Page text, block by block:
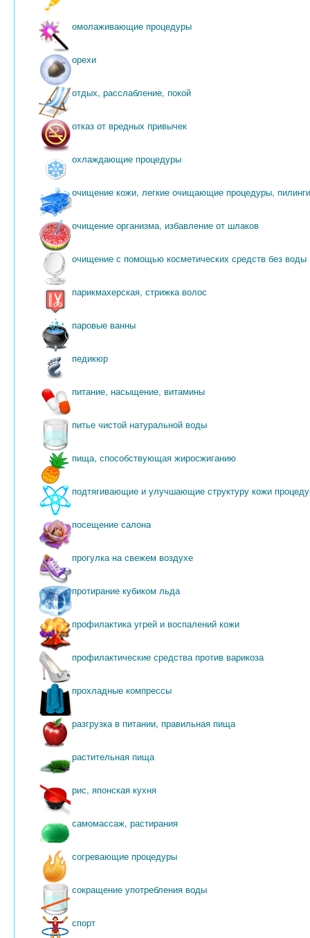
омолаживающие процедуры
орехи
отдых, расслабление, покой
отказ от вредных привычек
охлаждающие процедуры
очищение кожи, легкие очищающие процедуры,
очищение организма, избавление от шлаков
очищение с помощью косметических средств без воды
парикмахерская, стрижка волос
паровые ванны
педикюр
питание, насыщение, витамины
питье чистой натуральной воды
пища, способствующая жиросжиганию
подтягивающие и улучшающие структуру кожи
посещение салона
прогулка на свежем воздухе
протирание кубиком льда
профилактика угрей и воспалений кожи
профилактические средства против варикоза
прохладные компрессы
разгрузка в питании, правильная пища
растительная пища
рис, японская кухня
самомассаж, растирания
согревающие процедуры
сокращение употребления воды
спорт